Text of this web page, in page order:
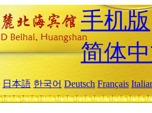
手机版
简体
日本語 한국어 Deutsch Français